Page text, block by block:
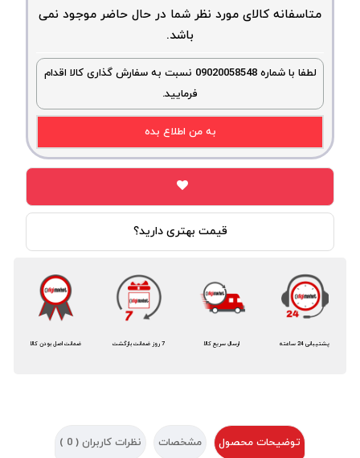
متاسفانه کالای مورد نظر شما در حال حاضر موجود نمی
باشد.
لطفا با شماره 09020058548 نسبت به سفارش گذاری کالا اقدام
فرمایید.
به من اطلاع بده
قیمت بهتری دارید؟
ضمانت اصل بودن کالا 7 روز ضمانت بازگشت ارسال سریع کالا پشتیبانی 24 ساعته
توضیحات محصول مشخصات نظرات کاربران ( 0
)